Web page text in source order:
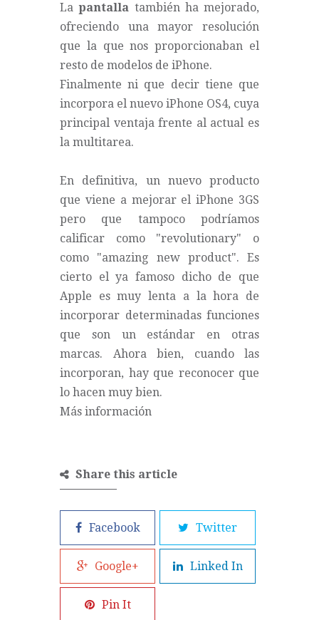
Lapantalla también ha mejorado,
ofreciendo una mayor resolución
que la que nos proporcionaban el
resto de modelos de iPhone.
Finalmente ni que decir tiene que
incorpora el nuevo iPhone OS4, cuya
principal ventaja frente al actual es
la multitarea.
En definitiva, un nuevo producto
que viene a mejorar el iPhone 3GS
pero que tampoco podríamos
calificar como "revolutionary" o
como "amazing new product". Es
cierto el ya famoso dicho de que
Apple es muy lenta a la hora de
incorporar determinadas funciones
que son un estándar en otras
marcas. Ahora bien, cuando las
incorporan, hay que reconocer que
lo hacen muy bien.
Más información
Share this article
Facebook Twitter
Google+ Linked In
Pin It